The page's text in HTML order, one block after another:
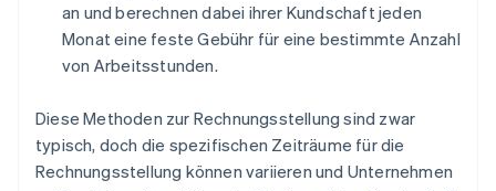
an und berechnen dabei ihrer Kundschaft jeden
Monat eine feste Gebühr für eine bestimmte Anzahl
von Arbeitsstunden.
Diese Methoden zur Rechnungsstellung sind zwar
typisch, doch die spezifischen Zeiträume für die
Rechnungsstellung können variieren und Unternehmen